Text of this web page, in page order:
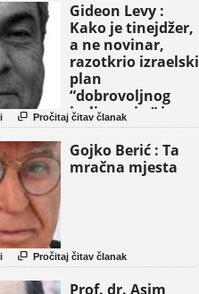
Gideon Levy :
Kako je tinejdžer,
a ne novinar,
razotkrio izraelski
plan
“dobrovoljnog
iseljavanja ” iz
Gaze
 Pročitaj čitav članak
Gojko Berić : Ta
mračna mjesta
 Pročitaj čitav članak
Prof. dr. Asim